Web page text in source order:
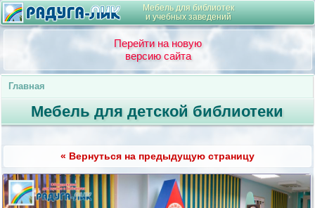
Мебель для библиотек
и учебных заведений
Перейти на новую
версию сайта
Главная
Мебель для детской библиотеки
« Вернуться на предыдущую страницу